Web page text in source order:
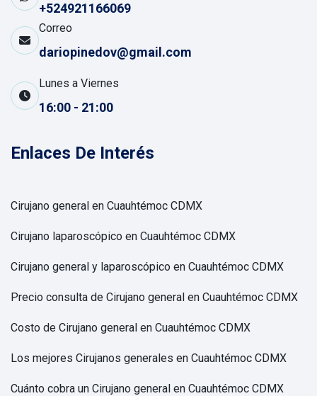
+524921166069
Correo
dariopinedov@gmail.com
Lunes a Viernes
16:00 - 21:00
Enlaces De Interés
Cirujano general en Cuauhtémoc CDMX
Cirujano laparoscópico en Cuauhtémoc CDMX
Cirujano general y laparoscópico en Cuauhtémoc CDMX
Precio consulta de Cirujano general en Cuauhtémoc CDMX
Costo de Cirujano general en Cuauhtémoc CDMX
Los mejores Cirujanos generales en Cuauhtémoc CDMX
Cuánto cobra un Cirujano general en Cuauhtémoc CDMX